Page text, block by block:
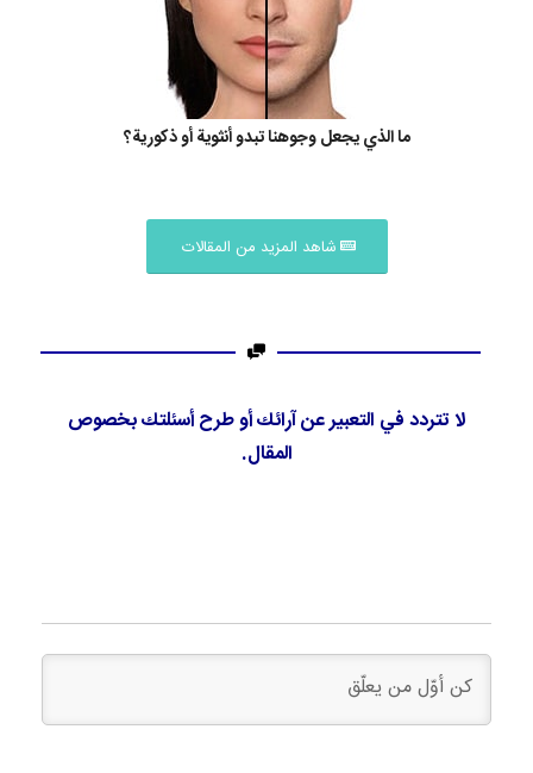
ما الذي يجعل وجوهنا تبدو أنثوية أو ذكورية؟
شاهد المزيد من المقالات
لا تتردد في التعبير عن آرائك أو طرح أسئلتك بخصوص
المقال.